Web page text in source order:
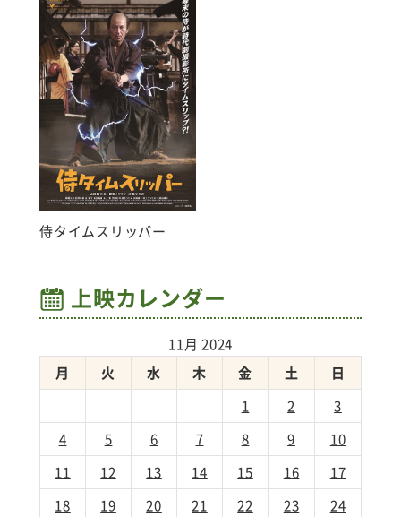
侍タイムスリッパー
上映カレンダー
11月 2024
月
火 水 木 金 土
日
1
2
3
4
5 6 7 8 9
10
11
12 13 14 15 16
17
18
19 20 21 22 23
24